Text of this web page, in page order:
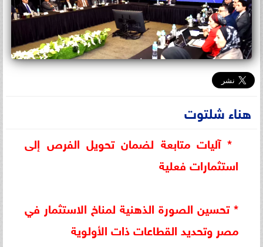
هناء شلتوت
* آليات متابعة لضمان تحويل الفرص إلى
استثمارات فعلية
* تحسين الصورة الذهنية لمناخ الاستثمار في
مصر وتحديد القطاعات ذات الأولوية